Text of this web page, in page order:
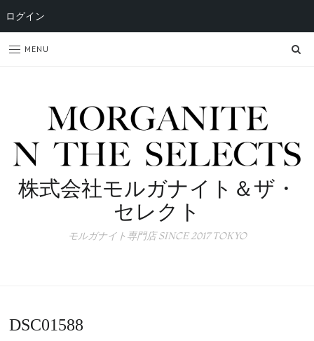
MENU
株式会社モルガナイト＆ザ・
セレクト
モルガナイト専門店 SINCE 2017 TOKYO
DSC01588
ログイン